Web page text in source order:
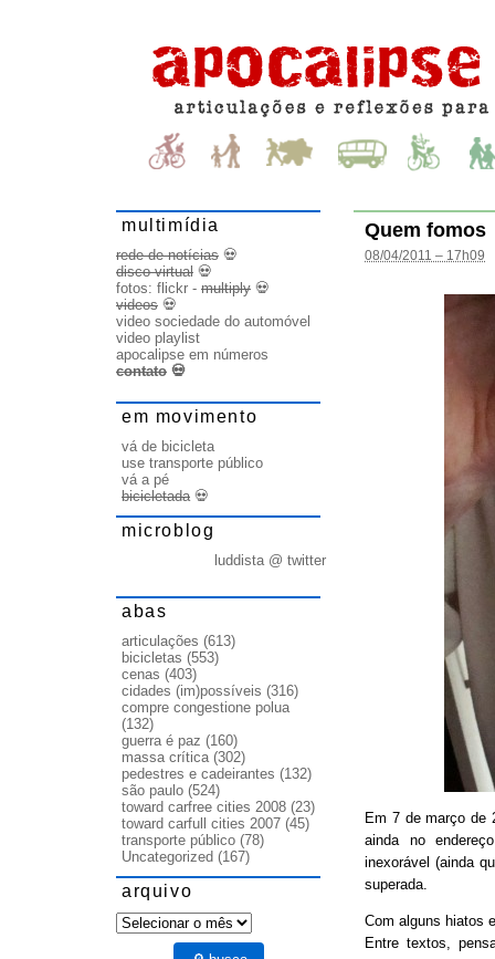
Quem fomos
08/04/2011 – 17h09
Em 7 de março de
ainda no
inexorável (ainda
superada.
Com alguns hiatos
Entre textos,
multimídia
rede de notícias 💀
disco virtual 💀
fotos: flickr - multiply 💀
videos 💀
video sociedade do automóvel
video playlist
apocalipse em números
contato 💀
em movimento
vá de bicicleta
use transporte público
vá a pé
bicicletada💀
microblog
luddista @ twitter
abas
articulações (613)
bicicletas (553)
cenas (403)
cidades (im)possíveis (316)
compre congestione polua
(132)
guerra é paz (160)
massa crítica(302)
pedestres e cadeirantes (132)
são paulo (524)
toward carfree cities 2008 (23)
toward carfull cities 2007 (45)
transporte público (78)
Uncategorized (167)
arquivo
arquivo